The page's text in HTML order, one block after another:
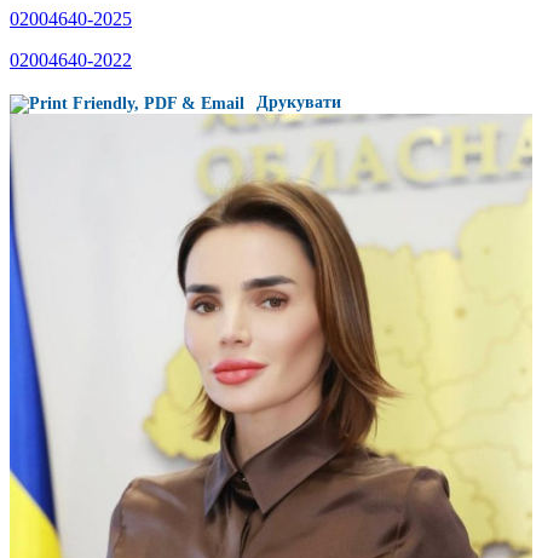
02004640-2025
02004640-2022
Друкувати